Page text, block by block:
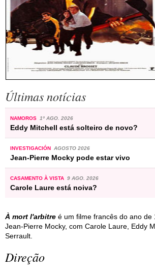
Últimas notícias
NAMOROS 1º AGO. 2026
Eddy Mitchell está solteiro de novo?
INVESTIGACIÓN AGOSTO 2026
Jean-Pierre Mocky pode estar vivo
CASAMENTO À VISTA 9 AGO. 2026
Carole Laure está noiva?
À mort l'arbitre é um filme francês do ano de
Jean-Pierre Mocky, com Carole Laure, Eddy
Serrault.
Direção